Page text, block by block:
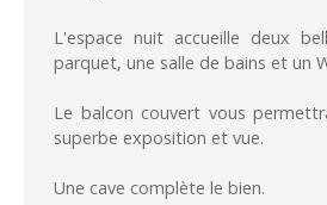
L'espace nuit accueille deux
parquet, une salle de bains et un
Le balcon couvert vous
superbe exposition et vue.
Une cave complète le bien.